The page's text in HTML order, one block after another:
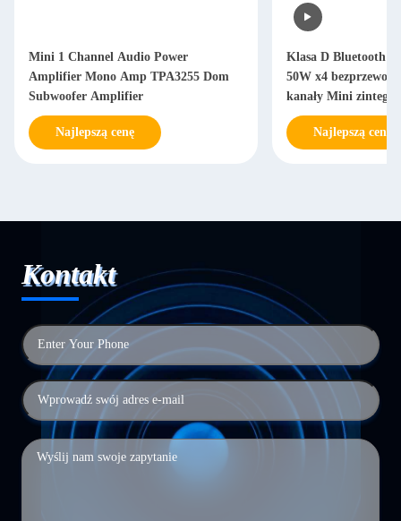
Mini 1 Channel Audio Power
Amplifier Mono Amp TPA3255 Dom
Subwoofer Amplifier
Najlepszą cenę
Klasa D Bluetooth
50W x4
kanały Mini
odbiornik stereo
Najlepszą cenę
Kontakt